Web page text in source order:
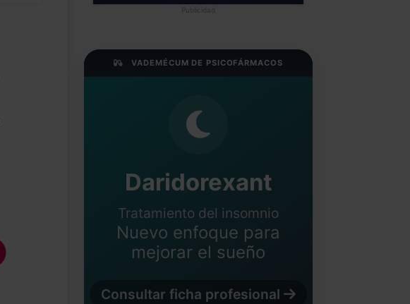
Publicidad
VADEMÉCUM DE PSICOFÁRMACOS
Daridorexant
Tratamiento del insomnio
Nuevo enfoque para
mejorar el sueño
Consultar ficha profesional